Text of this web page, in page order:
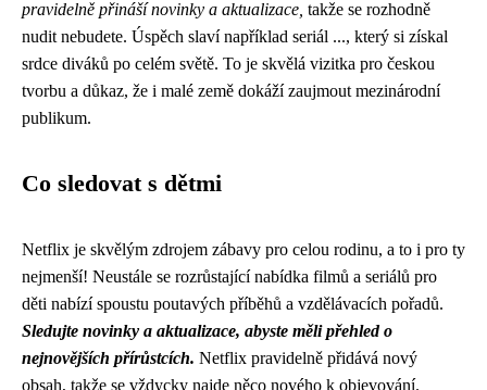
pravidelně přináší novinky a aktualizace, takže se rozhodně
nudit nebudete. Úspěch slaví například seriál ..., který si získal
srdce diváků po celém světě. To je skvělá vizitka pro českou
tvorbu a důkaz, že i malé země dokáží zaujmout mezinárodní
publikum.
Co sledovat s dětmi
Netflix je skvělým zdrojem zábavy pro celou rodinu, a to i pro ty
nejmenší! Neustále se rozrůstající nabídka filmů a seriálů pro
děti nabízí spoustu poutavých příběhů a vzdělávacích pořadů.
Sledujte novinky a aktualizace, abyste měli přehled o
nejnovějších přírůstcích. Netflix pravidelně přidává nový
obsah, takže se vždycky najde něco nového k objevování.